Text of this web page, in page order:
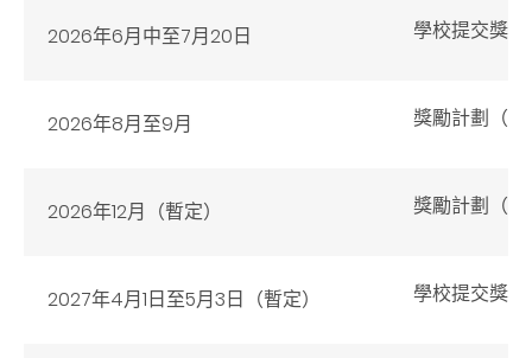
2026年6月中至7月20日 學校提交獎
2026年8月至9月 獎勵計劃（
2026年12月（暫定） 獎勵計劃（
2027年4月1日至5月3日（暫定） 學校提交獎